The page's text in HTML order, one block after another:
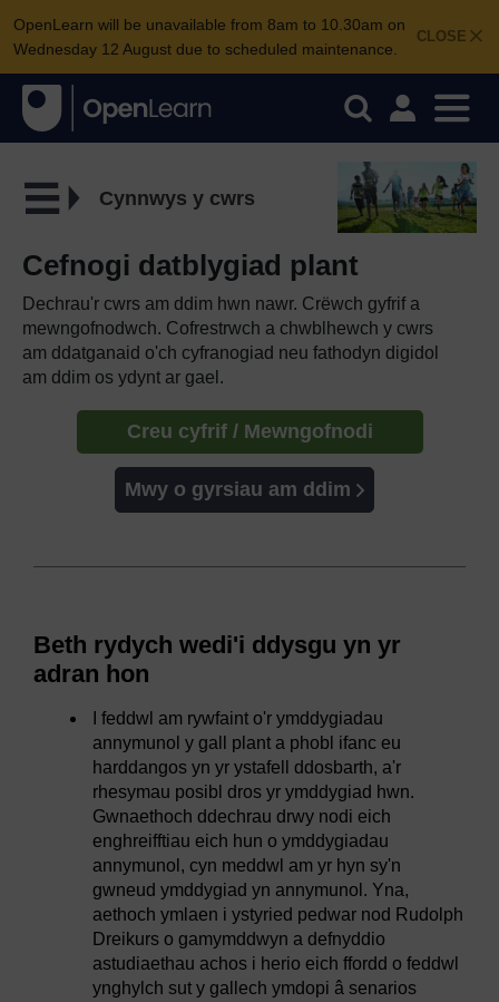
CLOSE
OpenLearn will be unavailable from 8am to 10.30am on
Wednesday 12 August due to scheduled maintenance.
Cynnwys y cwrs
Cefnogi datblygiad plant
Dechrau'r cwrs am ddim hwn nawr. Crëwch gyfrif a
mewngofnodwch. Cofrestrwch a chwblhewch y cwrs
am ddatganaid o'ch cyfranogiad neu fathodyn digidol
am ddim os ydynt ar gael.
Creu cyfrif / Mewngofnodi
Mwy o gyrsiau am ddim
Beth rydych wedi'i ddysgu yn yr
adran hon
I feddwl am rywfaint o'r ymddygiadau
annymunol y gall plant a phobl ifanc eu
harddangos yn yr ystafell ddosbarth, a'r
rhesymau posibl dros yr ymddygiad hwn.
Gwnaethoch ddechrau drwy nodi eich
enghreifftiau eich hun o ymddygiadau
annymunol, cyn meddwl am yr hyn sy'n
gwneud ymddygiad yn annymunol. Yna,
aethoch ymlaen i ystyried pedwar nod Rudolph
Dreikurs o gamymddwyn a defnyddio
astudiaethau achos i herio eich ffordd o feddwl
ynghylch sut y gallech ymdopi â senarios